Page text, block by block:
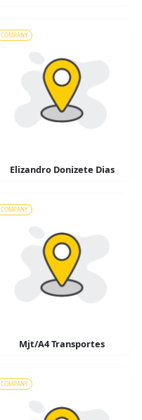
COMPANY
Elizandro Donizete Dias
COMPANY
Mjt/A4 Transportes
COMPANY